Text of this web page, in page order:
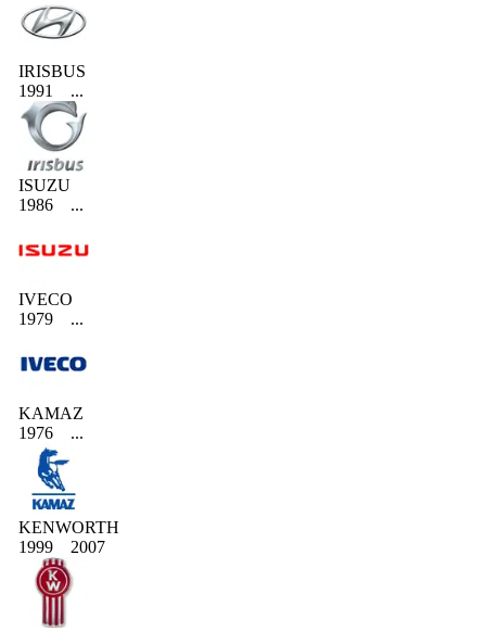
IRISBUS
1991
...
ISUZU
1986
...
IVECO
1979
...
KAMAZ
1976
...
KENWORTH
1999
2007